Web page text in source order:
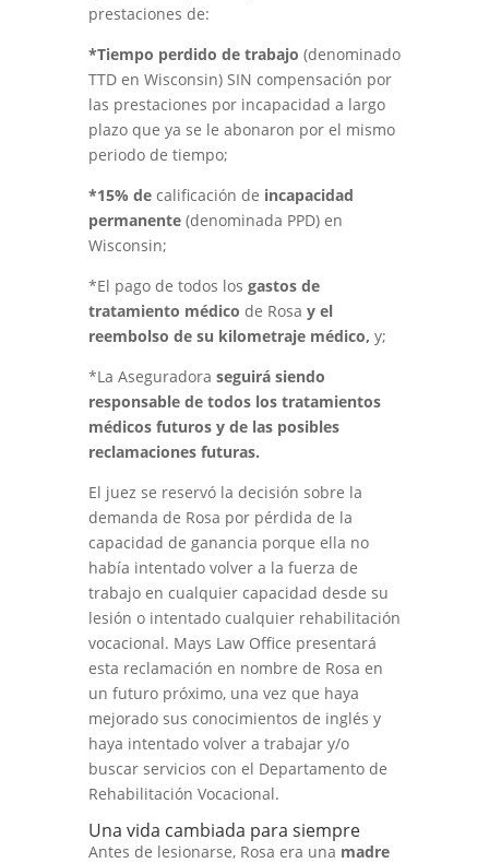
prestaciones de:
*Tiempo perdido de trabajo (denominado
TTD en Wisconsin) SIN compensación por
las prestaciones por incapacidad a largo
plazo que ya se le abonaron por el mismo
periodo de tiempo;
*15% decalificación de incapacidad
permanente(denominada PPD) en
Wisconsin;
*El pago de todos los gastos de
tratamiento médico de Rosa y el
reembolso de su kilometraje médico, y;
*La Aseguradora seguirá siendo
responsable de todos los tratamientos
médicos futuros y de las posibles
reclamaciones futuras.
El juez se reservó la decisión sobre la
demanda de Rosa por pérdida de la
capacidad de ganancia porque ella no
había intentado volver a la fuerza de
trabajo en cualquier capacidad desde su
lesión o intentado cualquier rehabilitación
vocacional. Mays Law Office presentará
esta reclamación en nombre de Rosa en
un futuro próximo, una vez que haya
mejorado sus conocimientos de inglés y
haya intentado volver a trabajar y/o
buscar servicios con el Departamento de
Rehabilitación Vocacional.
Una vida cambiada para siempre
Antes de lesionarse, Rosa era una madre